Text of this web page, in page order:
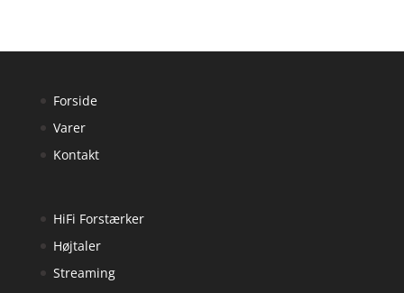
Forside
Varer
Kontakt
HiFi Forstærker
Højtaler
Streaming